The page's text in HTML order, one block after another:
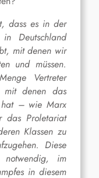
dass es in der
in Deutschland
mit denen wir
und müssen.
Vertreter
mit denen das
hat – wie Marx
das Proletariat
Klassen zu
Diese
im
in diesem